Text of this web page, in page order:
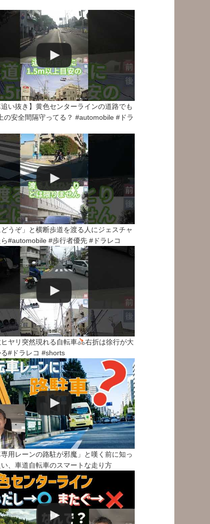
追い抜き】黄色センターラインの道路でも
の安全間隔守ってる？ #automobile #ドラ
どうぞ」と横断歩道を渡る人にジェスチャ
#automobile #歩行者優先 #ドラレコ
ヤリ突然現れる自転車
右折は徐行が大
#ドラレコ #shorts
専用レーンの路駐が邪魔」と嘆く前に知っ
、車道自転車のスマートな走り方